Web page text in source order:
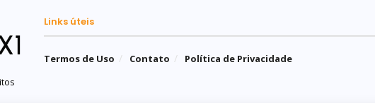
Links úteis
Termos de Uso Contato Política de Privacidade